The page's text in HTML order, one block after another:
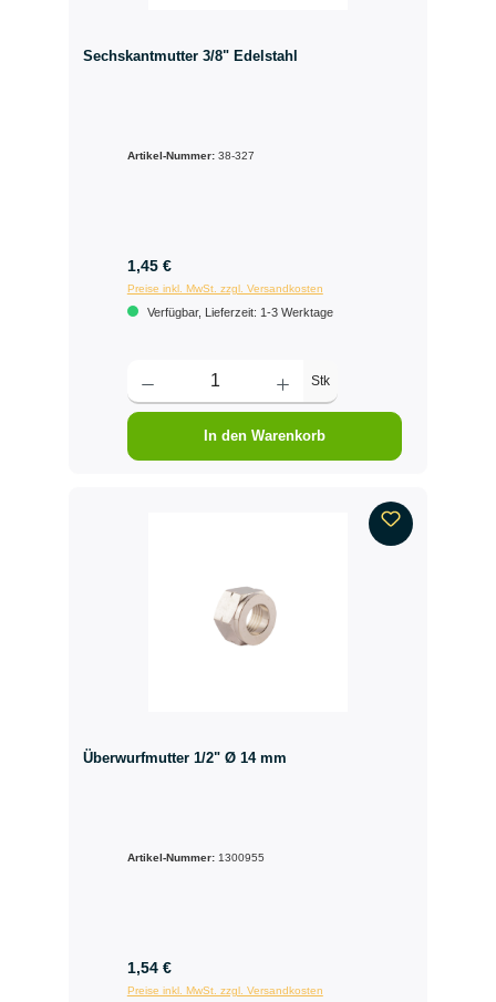
Sechskantmutter 3/8" Edelstahl
Artikel-Nummer: 38-327
1,45 €
Preise inkl. MwSt. zzgl. Versandkosten
Verfügbar, Lieferzeit: 1-3 Werktage
Stk
In den Warenkorb
Überwurfmutter 1/2" Ø 14 mm
Artikel-Nummer: 1300955
1,54 €
Preise inkl. MwSt. zzgl. Versandkosten